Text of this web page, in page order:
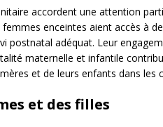
accordent une attention
enceintes aient accès à
postnatal adéquat. Leur
maternelle et infantile
et de leurs enfants dans les
et des filles